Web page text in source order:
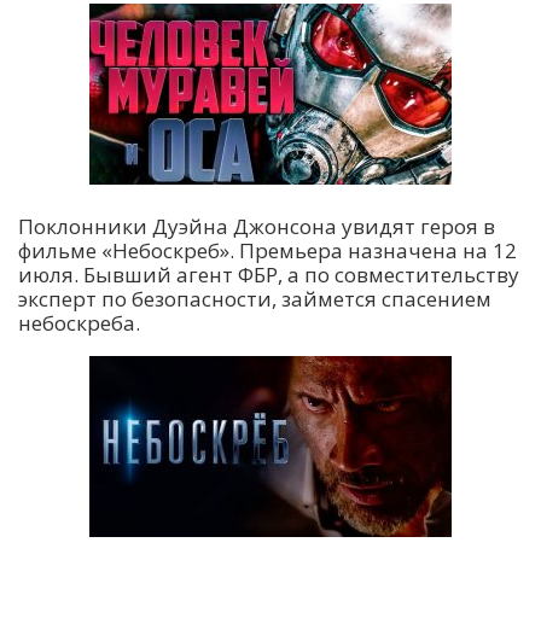
Поклонники Дуэйна Джонсона увидят героя в
фильме «Небоскреб». Премьера назначена на 12
июля. Бывший агент ФБР, а по совместительству
эксперт по безопасности, займется спасением
небоскреба.